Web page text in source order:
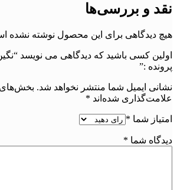
نقد و بررسی‌ها
هیچ دیدگاهی برای این محصول نوشته نشده
پرونده :”
نشانی ایمیل شما منتشر نخواهد شد. بخش‌های
علامت‌گذاری شده‌اند *
امتیاز شما *
دیدگاه شما *